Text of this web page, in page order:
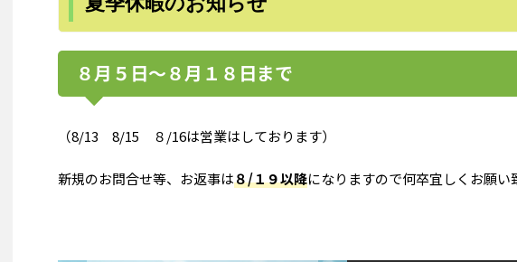
８月５日～８月１８日まで
（8/13 8/15 ８/16は営業はしております）
新規のお問合せ等、お返事は８/１９以降になりますので何卒宜しくお願い